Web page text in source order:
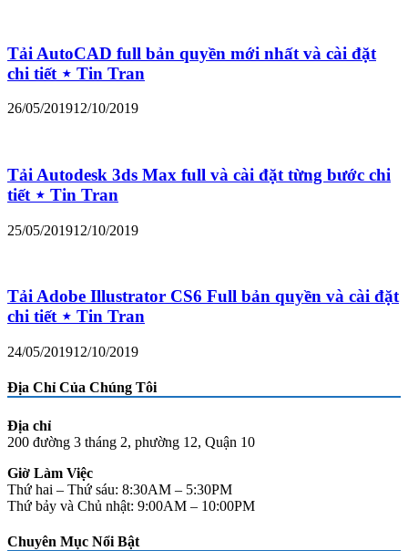
Tải AutoCAD full bản quyền mới nhất và cài đặt
chi tiết ⋆ Tin Tran
26/05/201912/10/2019
Tải Autodesk 3ds Max full và cài đặt từng bước chi
tiết ⋆ Tin Tran
25/05/201912/10/2019
Tải Adobe Illustrator CS6 Full bản quyền và cài đặt
chi tiết ⋆ Tin Tran
24/05/201912/10/2019
Địa Chỉ Của Chúng Tôi
Địa chỉ
200 đường 3 tháng 2, phường 12, Quận 10
Giờ Làm Việc
Thứ hai – Thứ sáu: 8:30AM – 5:30PM
Thứ bảy và Chủ nhật: 9:00AM – 10:00PM
Chuyên Mục Nổi Bật